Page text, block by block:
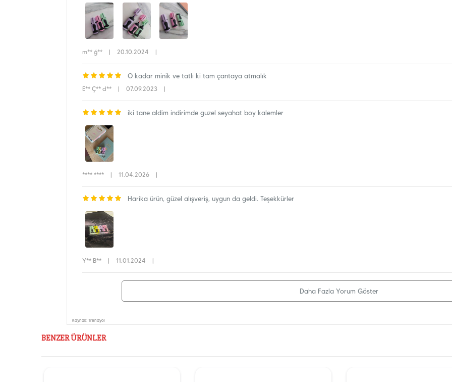
m** ğ** | 20.10.2024 |
O kadar minik ve tatlı ki tam çantaya atmalık
E** Ç** d** | 07.09.2023 |
iki tane aldim indirimde guzel seyahat boy kalemler
**** **** | 11.04.2026 |
Harika ürün, güzel alışveriş, uygun da geldi. Teşekkürler
Y** B** | 11.01.2024 |
Daha Fazla Yorum Göster
Kaynak: Trendyol
BENZER ÜRÜNLER